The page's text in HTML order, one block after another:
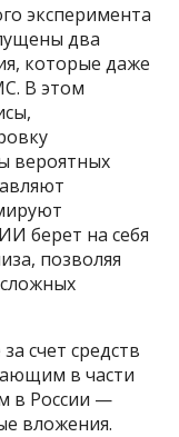
эксперимента
два
которые даже
В этом
вероятных
берет на себя
позволяя
счет средств
в части
в России —
вложения.